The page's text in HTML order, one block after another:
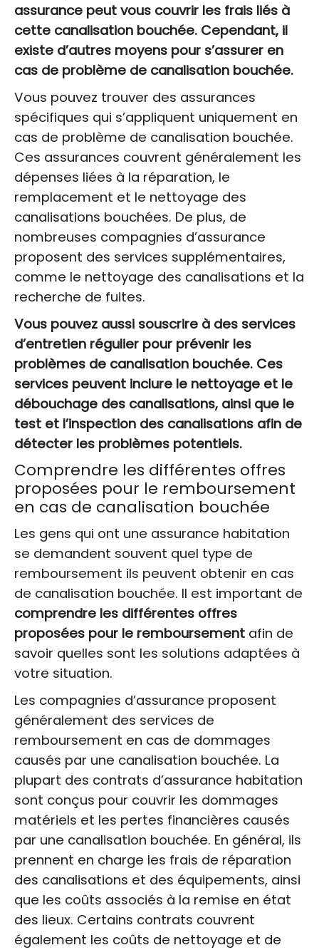
assurance peut vous couvrir les frais liés à
cette canalisation bouchée. Cependant, il
existe d’autres moyens pour s’assurer en
cas de problème de canalisation bouchée.
Vous pouvez trouver des assurances
spécifiques qui s’appliquent uniquement en
cas de problème de canalisation bouchée.
Ces assurances couvrent généralement les
dépenses liées à la réparation, le
remplacement et le nettoyage des
canalisations bouchées. De plus, de
nombreuses compagnies d’assurance
proposent des services supplémentaires,
comme le nettoyage des canalisations et la
recherche de fuites.
Vous pouvez aussi souscrire à des services
d’entretien régulier pour prévenir les
problèmes de canalisation bouchée. Ces
services peuvent inclure le nettoyage et le
débouchage des canalisations, ainsi que le
test et l’inspection des canalisations afin de
détecter les problèmes potentiels.
Comprendre les différentes offres
proposées pour le remboursement
en cas de canalisation bouchée
Les gens qui ont une assurance habitation
se demandent souvent quel type de
remboursement ils peuvent obtenir en cas
de canalisation bouchée. Il est important de
comprendre les différentes offres
proposées pour le remboursement afin de
savoir quelles sont les solutions adaptées à
votre situation.
Les compagnies d’assurance proposent
généralement des services de
remboursement en cas de dommages
causés par une canalisation bouchée. La
plupart des contrats d’assurance habitation
sont conçus pour couvrir les dommages
matériels et les pertes financières causés
par une canalisation bouchée. En général, ils
prennent en charge les frais de réparation
des canalisations et des équipements, ainsi
que les coûts associés à la remise en état
des lieux. Certains contrats couvrent
également les coûts de nettoyage et de